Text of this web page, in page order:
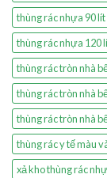
thùng rác nhựa 90 lít
thùng rác nhựa 120
thùng rác tròn nhà
thùng rác tròn nhà
thùng rác tròn nhà
thùng rác y tế màu
xả kho thùng rác